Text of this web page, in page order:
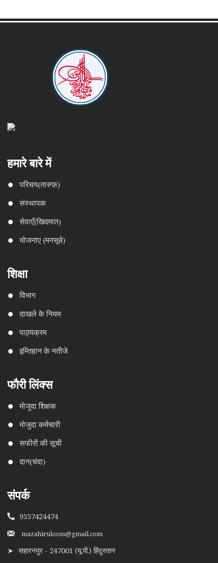
हमारे बारे में
परिचय(तारुफ़)
संस्थापक
सेवाएँ(खिदमात)
योजनाए (मनसूबे)
शिक्षा
विभाग
दाखले के नियम
पाठ्यक्रम
इम्तिहान के नतीजे
फौरी लिंक्स
मोजुदा शिक्षक
मोजुदा कर्मचारी
सफीरों की सूची
दान(चंदा)
संपर्क
9557424474
mazahiruloom@gmail.com
➤ सहारनपुर - 247001 (यू.पी.) हिंदुस्तान